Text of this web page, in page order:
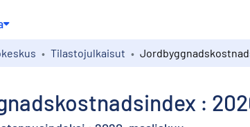
Tilastojulkaisut
: